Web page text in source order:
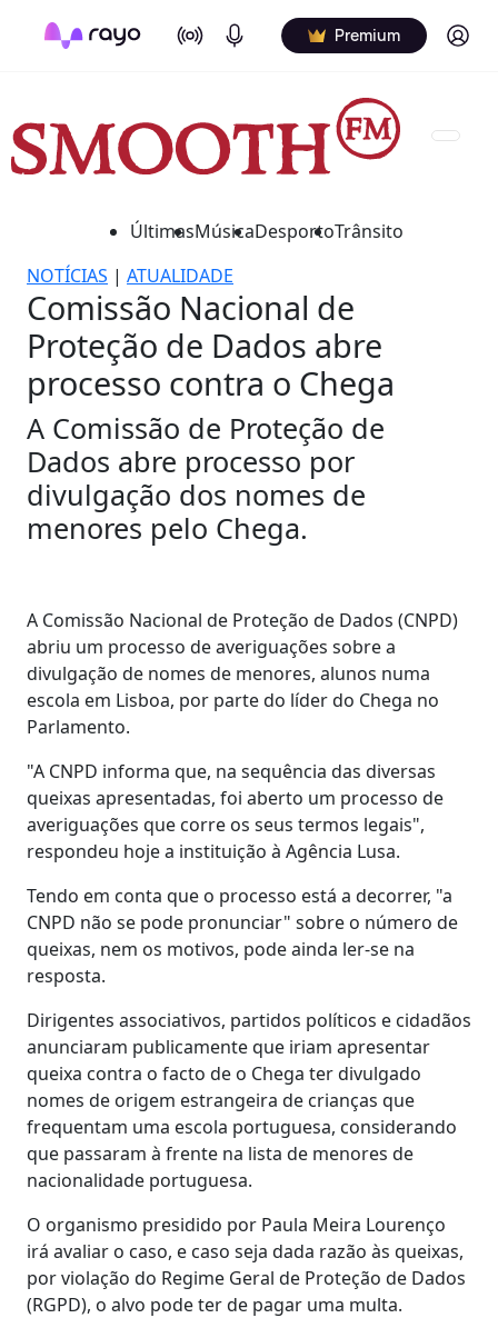
On Air Podcasts Premium Log in
ÚltimasMúsicaDesportoTrânsito
NOTÍCIAS | ATUALIDADE
Comissão Nacional de
Proteção de Dados abre
processo contra o Chega
A Comissão de Proteção de
Dados abre processo por
divulgação dos nomes de
menores pelo Chega.
A Comissão Nacional de Proteção de Dados (CNPD)
abriu um processo de averiguações sobre a
divulgação de nomes de menores, alunos numa
escola em Lisboa, por parte do líder do Chega no
Parlamento.
"A CNPD informa que, na sequência das diversas
queixas apresentadas, foi aberto um processo de
averiguações que corre os seus termos legais",
respondeu hoje a instituição à Agência Lusa.
Tendo em conta que o processo está a decorrer, "a
CNPD não se pode pronunciar" sobre o número de
queixas, nem os motivos, pode ainda ler-se na
resposta.
Dirigentes associativos, partidos políticos e cidadãos
anunciaram publicamente que iriam apresentar
queixa contra o facto de o Chega ter divulgado
nomes de origem estrangeira de crianças que
frequentam uma escola portuguesa, considerando
que passaram à frente na lista de menores de
nacionalidade portuguesa.
O organismo presidido por Paula Meira Lourenço
irá avaliar o caso, e caso seja dada razão às queixas,
por violação do Regime Geral de Proteção de Dados
(RGPD), o alvo pode ter de pagar uma multa.